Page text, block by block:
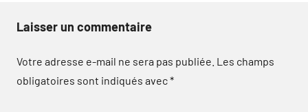
Laisser un commentaire
Votre adresse e-mail ne sera pas publiée. Les champs
obligatoires sont indiqués avec*